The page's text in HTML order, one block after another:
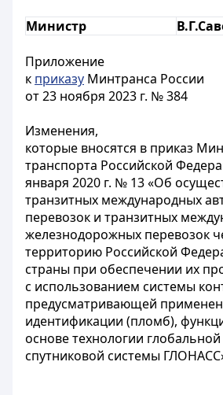
Министр
Приложение
к приказу Минтранса России
от 23 ноября 2023 г. № 384
Изменения,
которые вносятся в приказ
транспорта Российской
января 2020 г. № 13 «Об
транзитных международных
перевозок и транзитных
железнодорожных перевозок
территорию Российской
страны при обеспечении их
с использованием системы
предусматривающей
идентификации (пломб),
основе технологии
спутниковой системы